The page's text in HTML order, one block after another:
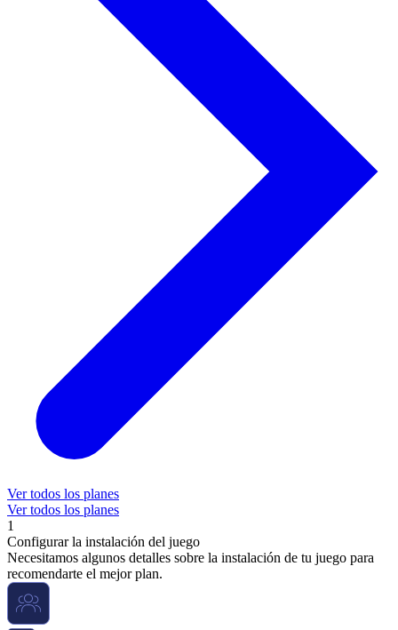
Ver todos los planes
Ver todos los planes
1
Configurar la instalación del juego
Necesitamos algunos detalles sobre la instalación de tu juego para
recomendarte el mejor plan.